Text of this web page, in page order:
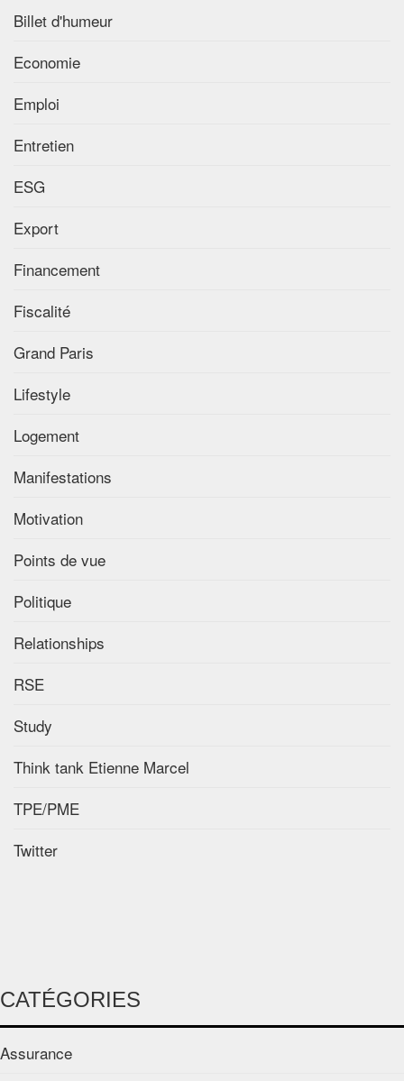
Billet d'humeur
Economie
Emploi
Entretien
ESG
Export
Financement
Fiscalité
Grand Paris
Lifestyle
Logement
Manifestations
Motivation
Points de vue
Politique
Relationships
RSE
Study
Think tank Etienne Marcel
TPE/PME
Twitter
CATÉGORIES
Assurance